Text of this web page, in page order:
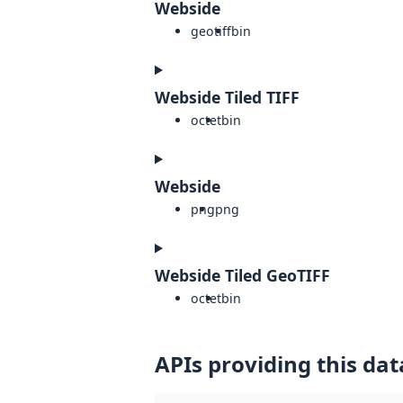
Webside
geotiffbin
Webside Tiled TIFF
octetbin
Webside
pngpng
Webside Tiled GeoTIFF
octetbin
APIs providing this